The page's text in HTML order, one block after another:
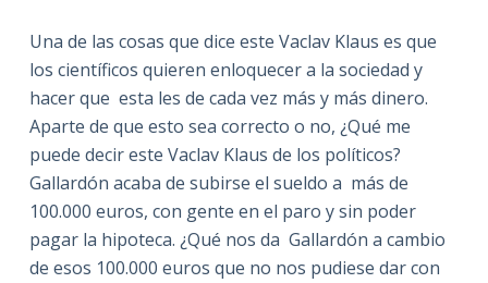
Una de las cosas que dice este Vaclav Klaus es que
los científicos quieren enloquecer a la sociedad y
hacer que esta les de cada vez más y más dinero.
Aparte de que esto sea correcto o no, ¿Qué me
puede decir este Vaclav Klaus de los políticos?
Gallardón acaba de subirse el sueldo a más de
100.000 euros, con gente en el paro y sin poder
pagar la hipoteca. ¿Qué nos da Gallardón a cambio
de esos 100.000 euros que no nos pudiese dar con